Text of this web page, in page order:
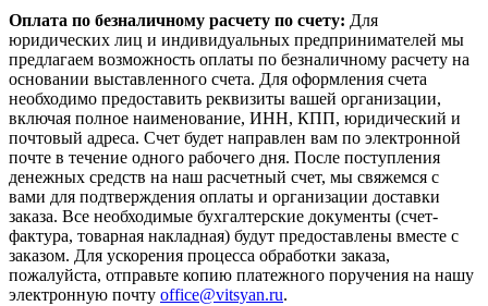
Оплата по безналичному расчету по счету: Для
юридических лиц и индивидуальных предпринимателей мы
предлагаем возможность оплаты по безналичному расчету на
основании выставленного счета. Для оформления счета
необходимо предоставить реквизиты вашей организации,
включая полное наименование, ИНН, КПП, юридический и
почтовый адреса. Счет будет направлен вам по электронной
почте в течение одного рабочего дня. После поступления
денежных средств на наш расчетный счет, мы свяжемся с
вами для подтверждения оплаты и организации доставки
заказа. Все необходимые бухгалтерские документы (счет-
фактура, товарная накладная) будут предоставлены вместе с
заказом. Для ускорения процесса обработки заказа,
пожалуйста, отправьте копию платежного поручения на нашу
электронную почту office@vitsyan.ru.